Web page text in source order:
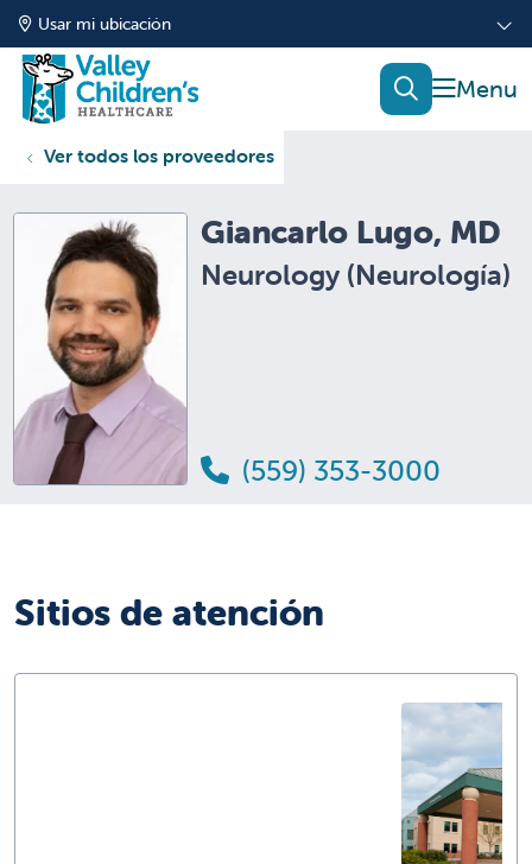
Usar mi ubicación
mostrar
buscar
Ver todos los proveedores
Giancarlo Lugo, MD
Neurology (Neurología)
(559) 353-3000
Sitios de atención